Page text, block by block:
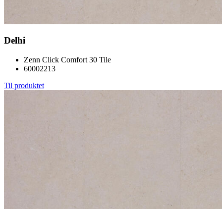
Delhi
Zenn Click Comfort 30 Tile
60002213
Til produktet